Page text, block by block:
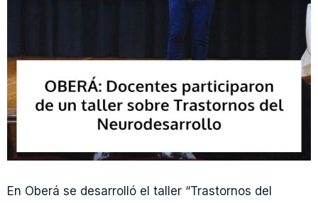
En Oberá se desarrolló el taller “Trastornos del